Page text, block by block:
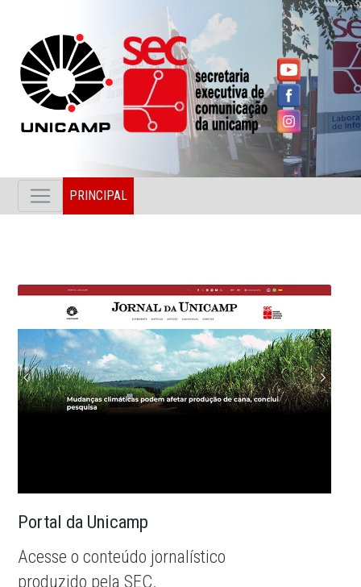
PRINCIPAL
Portal da Unicamp
Acesse o conteúdo jornalístico
produzido pela SEC.